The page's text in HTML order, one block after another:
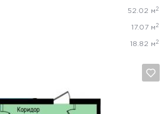
52.02 м 2
17.07 м 2
18.82 м 2